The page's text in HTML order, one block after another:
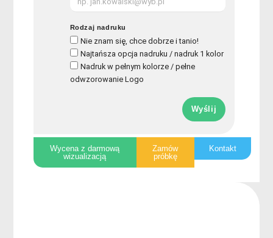
Rodzaj nadruku
Nie znam się, chce dobrze i tanio!
Najtańsza opcja nadruku / nadruk 1 kolor
Nadruk w pełnym kolorze / pełne
odwzorowanie Logo
Wyślij
Wycena z darmową
wizualizacją
Zamów
próbkę
Kontakt